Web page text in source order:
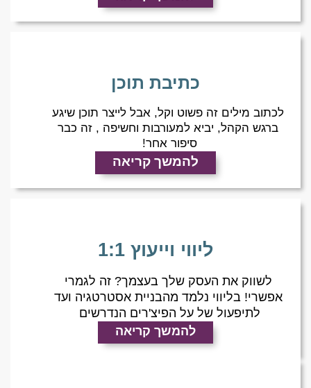
כתיבת תוכן
לכתוב מילים זה פשוט וקל, אבל לייצר תוכן שיגע
ברגש הקהל, יביא למעורבות וחשיפה , זה כבר
סיפור אחר!
להמשך קריאה
ליווי וייעוץ 1:1
לשווק את העסק שלך בעצמך? זה לגמרי
אפשרי! בליווי נלמד מהבניית אסטרטגיה ועד
לתיפעול של על הפיצ'רים הנדרשים
להמשך קריאה